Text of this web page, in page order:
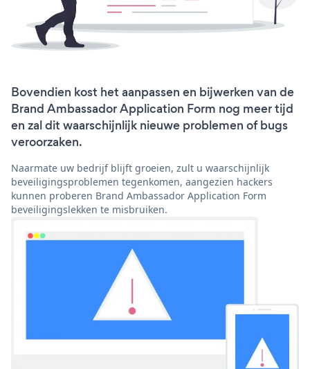
Bovendien kost het aanpassen en bijwerken van de
Brand Ambassador Application Form nog meer tijd
en zal dit waarschijnlijk nieuwe problemen of bugs
veroorzaken.
Naarmate uw bedrijf blijft groeien, zult u waarschijnlijk
beveiligingsproblemen tegenkomen, aangezien hackers
kunnen proberen Brand Ambassador Application Form
beveiligingslekken te misbruiken.